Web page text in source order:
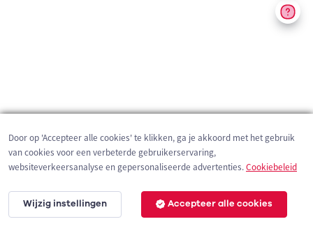
200 m
Door op 'Accepteer alle cookies' te klikken, ga je akkoord met het gebruik
van cookies voor een verbeterde gebruikerservaring,
websiteverkeersanalyse en gepersonaliseerde advertenties.Cookiebeleid
Wijzig instellingen Accepteer alle cookies